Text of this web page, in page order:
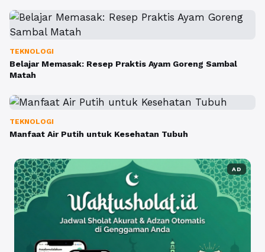
TEKNOLOGI
Belajar Memasak: Resep Praktis Ayam Goreng Sambal
Matah
TEKNOLOGI
Manfaat Air Putih untuk Kesehatan Tubuh
AD